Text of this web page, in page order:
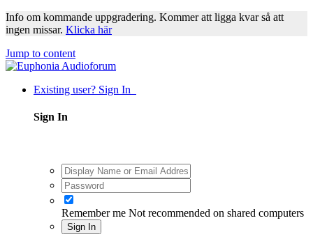
Info om kommande uppgradering. Kommer att ligga kvar så att
ingen missar. Klicka här
Jump to content
Existing user? Sign In
Sign In
Remember me Not recommended on shared computers
Sign In